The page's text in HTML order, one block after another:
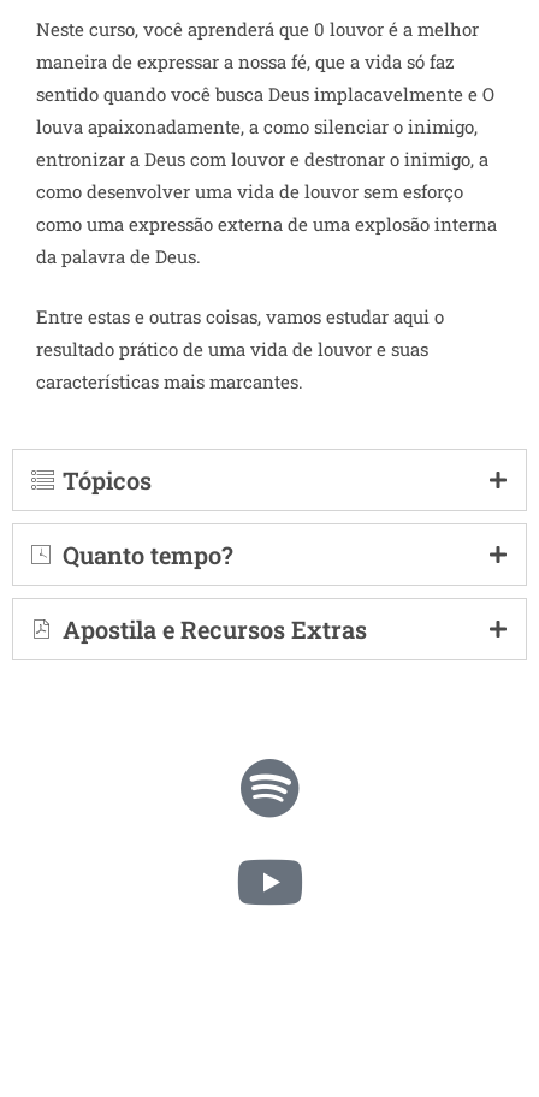
Neste curso, você aprenderá que 0 louvor é a melhor
maneira de expressar a nossa fé, que a vida só faz
sentido quando você busca Deus implacavelmente e O
louva apaixonadamente, a como silenciar o inimigo,
entronizar a Deus com louvor e destronar o inimigo, a
como desenvolver uma vida de louvor sem esforço
como uma expressão externa de uma explosão interna
da palavra de Deus.
Entre estas e outras coisas, vamos estudar aqui o
resultado prático de uma vida de louvor e suas
características mais marcantes.
Tópicos
Quanto tempo?
Apostila e Recursos Extras